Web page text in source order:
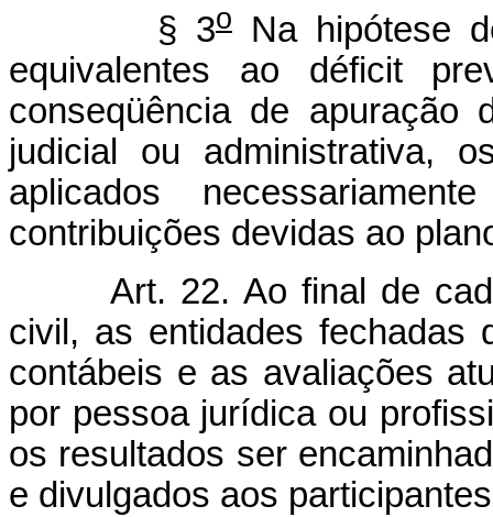
§ 3oNa hipótese
equivalentes ao déficit
conseqüência de apuração
judicial ou administrativa,
aplicados
contribuições devidas ao
Art. 22. Ao final de
civil, as entidades fechadas
contábeis e as avaliações
por pessoa jurídica ou
os resultados ser
e divulgados aos